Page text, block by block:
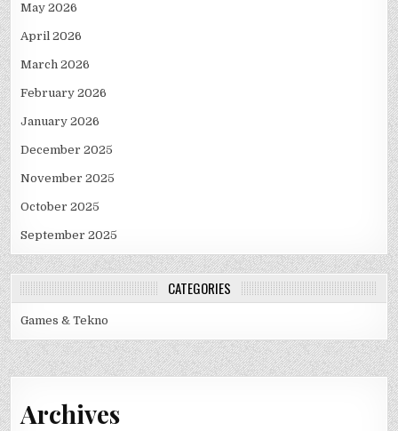
May 2026
April 2026
March 2026
February 2026
January 2026
December 2025
November 2025
October 2025
September 2025
CATEGORIES
Games & Tekno
Archives